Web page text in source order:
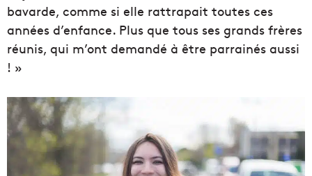
bavarde, comme si elle rattrapait toutes ces
années d’enfance. Plus que tous ses grands frères
réunis, qui m’ont demandé à être parrainés aussi
! »